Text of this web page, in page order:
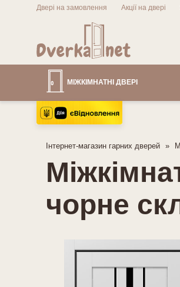
Двері на замовлення Акції на двері
МІЖКІМНАТНІ ДВЕРІ
Інтернет-магазин гарних дверей
чорне